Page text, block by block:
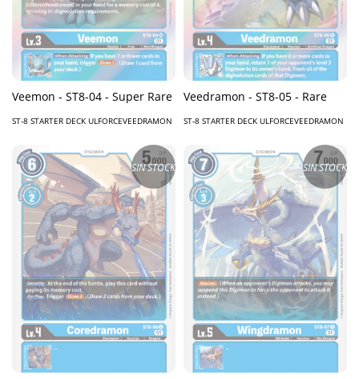
Veemon - ST8-04 - Super Rare
ST-8 STARTER DECK ULFORCEVEEDRAMON
Veedramon - ST8-05 - Rare
ST-8 STARTER DECK ULFORCEVEEDRAMON
SIN STOCK SIN STOCK